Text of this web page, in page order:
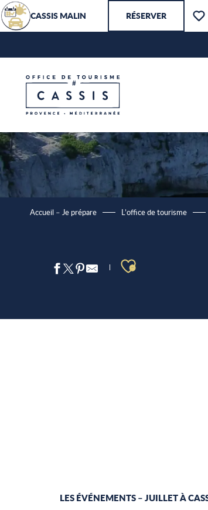
Aller
au
contenu
CASSIS MALIN RÉSERVER
Voir
Accueil – Je prépare L’office de tourisme
Ajouter
LES ÉVÉNEMENTS – JUILLET À